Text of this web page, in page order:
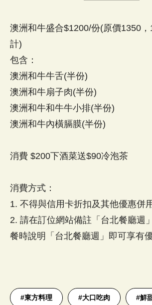
澳洲和牛盛合$1200/份(原價1350
計)
包含：
澳洲和牛牛舌(半份)
澳洲和牛扇子肉(半份)
澳洲和牛和牛牛小排(半份)
澳洲和牛內橫膈膜(半份)
消費 $200下酒菜送$90冷泡茶
消費方式：
1. 不得與信用卡折扣及其他優惠併用
2. 請在訂位網站備註「台北餐廳週
餐時說明「台北餐廳週」即可享有優
#東方料理 #大口吃肉 #鮮